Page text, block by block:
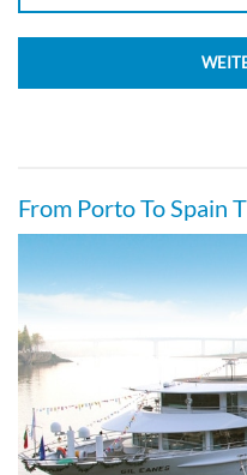
From Porto To Spain